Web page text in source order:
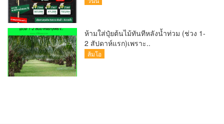
ห้ามใส่ปุ๋ยต้นไม้ทันทีหลังน้ำท่วม (ช่วง 1-
2 สัปดาห์แรก)เพราะ..
ส้มโอ